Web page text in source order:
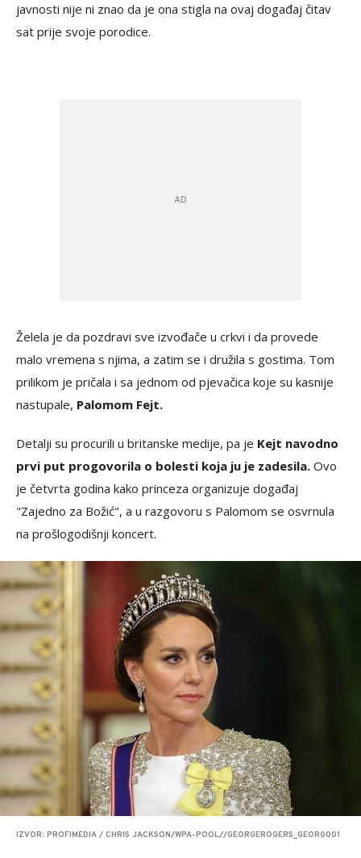
javnosti nije ni znao da je ona stigla na ovaj događaj čitav
sat prije svoje porodice.
Želela je da pozdravi sve izvođače u crkvi i da provede
malo vremena s njima, a zatim se i družila s gostima. Tom
prilikom je pričala i sa jednom od pjevačica koje su kasnije
nastupale, Palomom Fejt.
Detalji su procurili u britanske medije, pa je Kejt navodno
prvi put progovorila o bolesti koja ju je zadesila. Ovo
je četvrta godina kako princeza organizuje događaj
"Zajedno za Božić", a u razgovoru s Palomom se osvrnula
na prošlogodišnji koncert.
IZVOR: PROFIMEDIA / CHRIS JACKSON/WPA-POOL//GEORGEROGERS_GEORG001